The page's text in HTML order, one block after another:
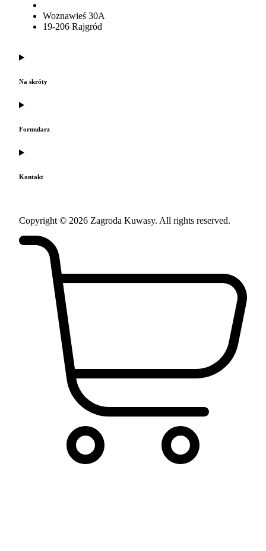
Woznawieś 30A
19-206 Rajgród
Na skróty
Formularz
Kontakt
Copyright © 2026 Zagroda Kuwasy. All rights reserved.